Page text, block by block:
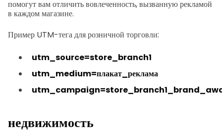
помогут вам отличить вовлеченность, вызванную рекламой
в каждом магазине.
Пример UTM-тега для розничной торговли:
utm_source=store_branch1
utm_medium=плакат_реклама
недвижимость